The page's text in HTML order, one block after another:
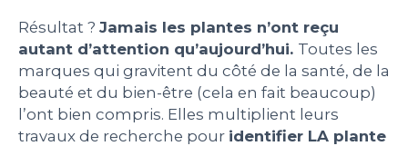
Résultat ? Jamais les plantes n’ont reçu
autant d’attention qu’aujourd’hui. Toutes les
marques qui gravitent du côté de la santé, de la
beauté et du bien-être (cela en fait beaucoup)
l’ont bien compris. Elles multiplient leurs
travaux de recherche pour identifier LA plante